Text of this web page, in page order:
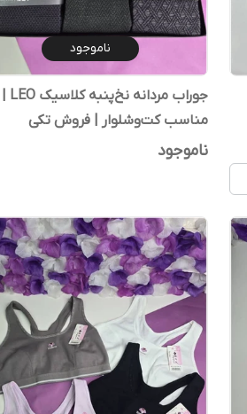
ناموجود
مناسب کت‌وشلوار | فروش تکی
ناموجود